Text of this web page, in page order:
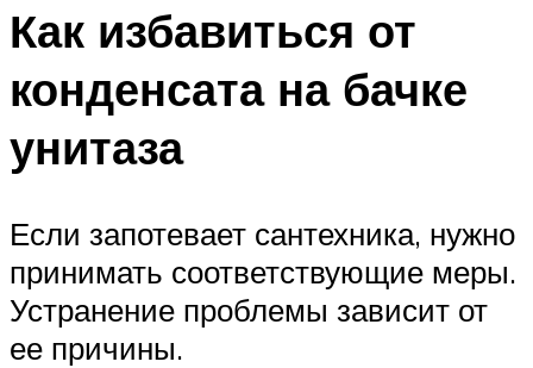
Как избавиться от
конденсата на бачке
унитаза
Если запотевает сантехника, нужно
принимать соответствующие меры.
Устранение проблемы зависит от
ее причины.